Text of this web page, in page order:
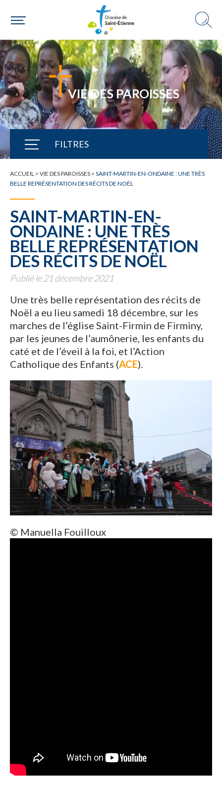
VIE DES PAROISSES
FILTRES
TOUTE L'ACTUALITÉ
ACCUEIL > VIE DES PAROISSES > SAINT-MARTIN-EN-ONDAINE : UNE TRÈS
BELLE REPRÉSENTATION DES RÉCITS DE NOËL
SAINT-MARTIN-EN-
ONDAINE : UNE TRÈS
BELLE REPRÉSENTATION
DES RÉCITS DE NOËL
Publié le 21 décembre 2021
Une très belle représentation des récits de
Noël a eu lieu samedi 18 décembre, sur les
marches de l’église Saint-Firmin de Firminy,
par les jeunes de l’aumônerie, les enfants du
caté et de l’éveil à la foi, et l’Action
Catholique des Enfants (ACE).
© Manuella Fouilloux